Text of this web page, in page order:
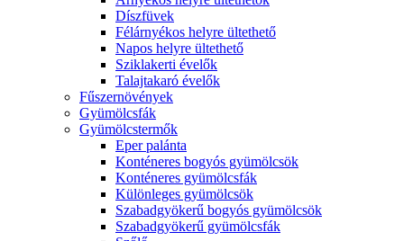
Díszfüvek
Félárnyékos helyre ültethető
Napos helyre ültethető
Sziklakerti évelők
Talajtakaró évelők
Fűszernövények
Gyümölcsfák
Gyümölcstermők
Eper palánta
Konténeres bogyós gyümölcsök
Konténeres gyümölcsfák
Különleges gyümölcsök
Szabadgyökerű bogyós gyümölcsök
Szabadgyökerű gyümölcsfák